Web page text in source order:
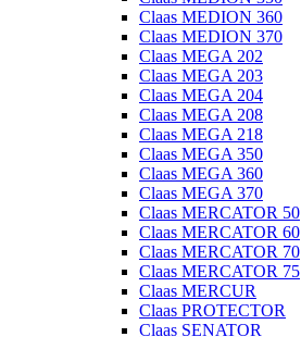
Claas MEDION 360
Claas MEDION 370
Claas MEGA 202
Claas MEGA 203
Claas MEGA 204
Claas MEGA 208
Claas MEGA 218
Claas MEGA 350
Claas MEGA 360
Claas MEGA 370
Claas MERCATOR 50
Claas MERCATOR 60
Claas MERCATOR 70
Claas MERCATOR 75
Claas MERCUR
Claas PROTECTOR
Claas SENATOR